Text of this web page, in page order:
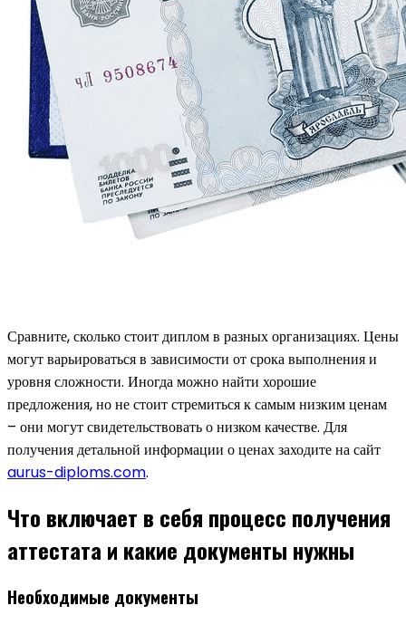
Сравните, сколько стоит диплом в разных организациях. Цены
могут варьироваться в зависимости от срока выполнения и
уровня сложности. Иногда можно найти хорошие
предложения, но не стоит стремиться к самым низким ценам
– они могут свидетельствовать о низком качестве. Для
получения детальной информации о ценах заходите на сайт
aurus-diploms.com.
Что включает в себя процесс получения
аттестата и какие документы нужны
Необходимые документы